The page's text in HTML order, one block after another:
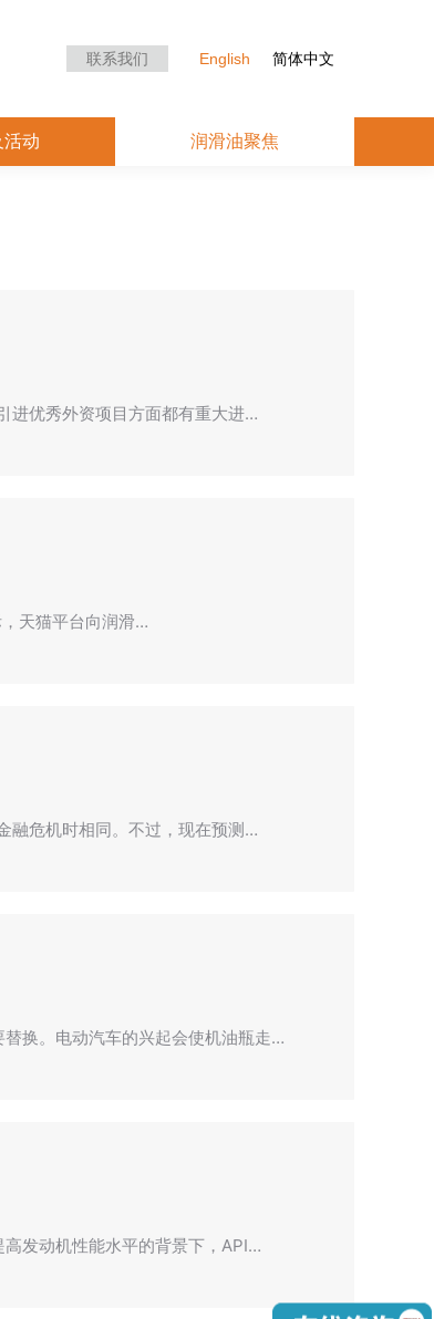
联系我们 English 简体中文
活动 润滑油聚焦
进优秀外资项目方面都有重大进…
天猫平台向润滑…
融危机时相同。不过，现在预测…
换。电动汽车的兴起会使机油瓶走…
发动机性能水平的背景下，API…